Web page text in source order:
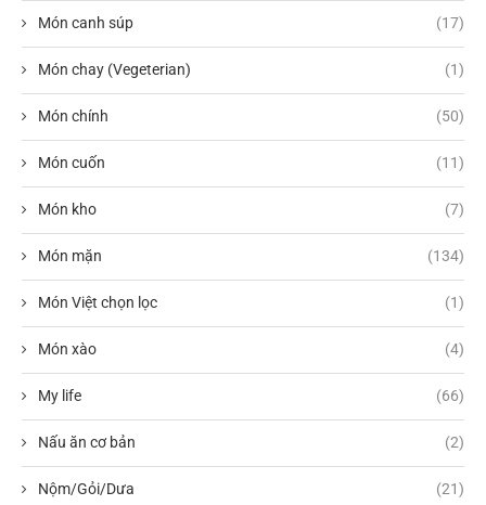
Món canh súp (17)
Món chay (Vegeterian) (1)
Món chính (50)
Món cuốn (11)
Món kho (7)
Món mặn (134)
Món Việt chọn lọc (1)
Món xào (4)
My life (66)
Nấu ăn cơ bản (2)
Nộm/Gỏi/Dưa (21)